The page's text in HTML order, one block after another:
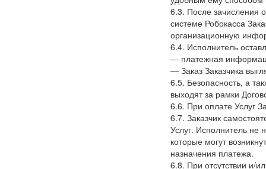
6.3. После зачисления
системе Робокасса
организационную
6.4. Исполнитель
— платежная
— Заказ Заказчика
6.5. Безопасность, а
выходят за рамки
6.6. При оплате Услуг
6.7. Заказчик
Услуг. Исполнитель не
которые могут
назначения платежа.
6.8. При отсутствии и/